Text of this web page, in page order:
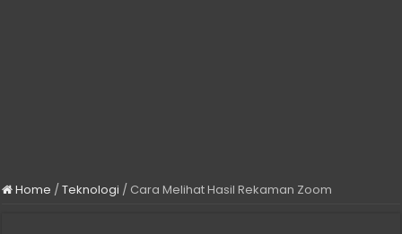
Home / Teknologi / Cara Melihat Hasil Rekaman Zoom